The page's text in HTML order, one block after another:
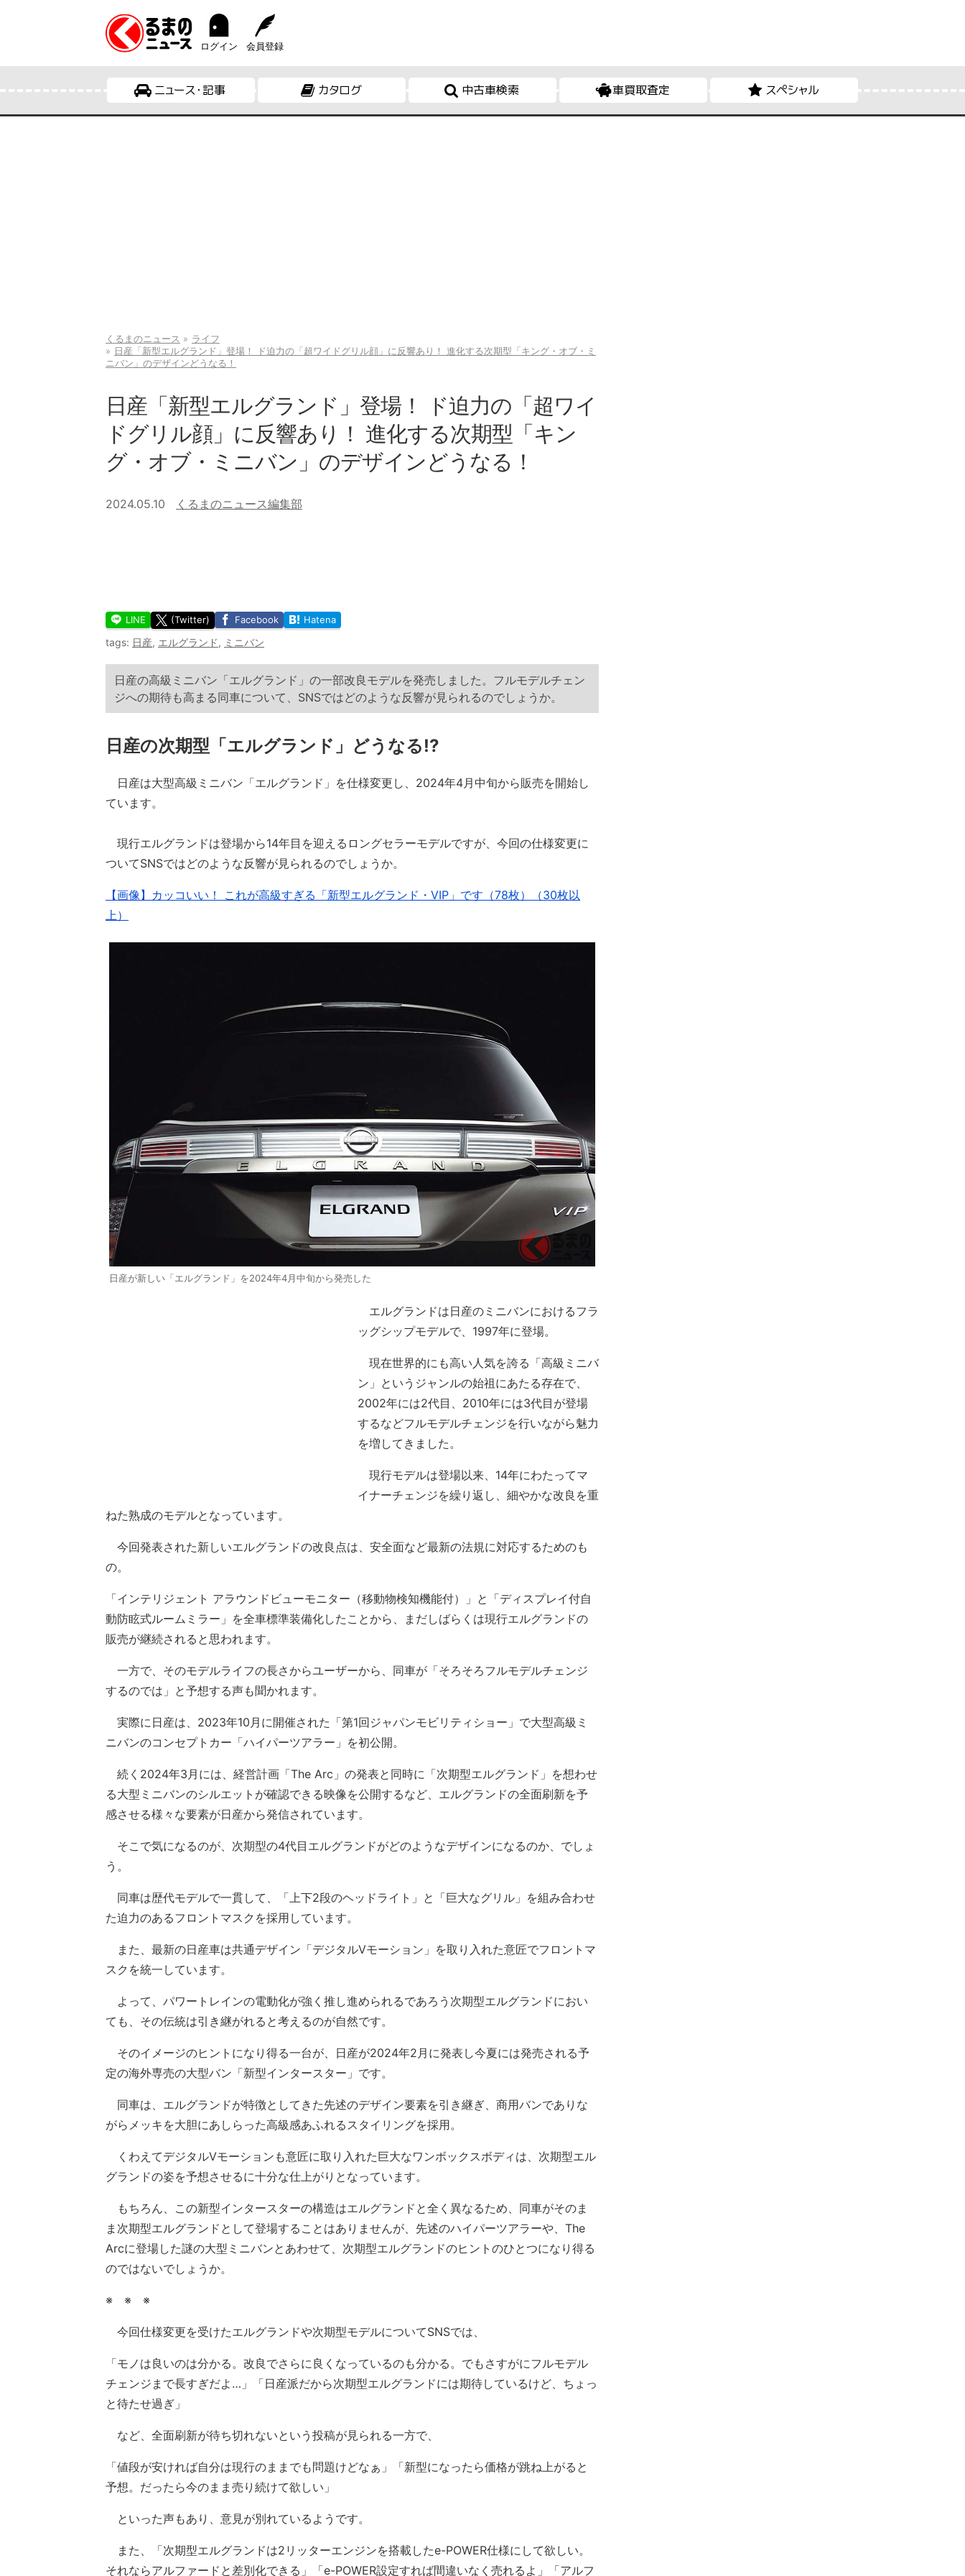
ログイン 会員登録
ニュース・記事 カタログ 中古車検索 車買取査定 スペシャル
くるまのニュース
ライフ
日産「新型エルグランド」登場！ ド迫力の「超ワイドグリル顔」に反響あり！ 進化する次期型「キング・オブ・ミ
ニバン」のデザインどうなる！
日産「新型エルグランド」登場！ ド迫力の「超ワイ
ドグリル顔」に反響あり！ 進化する次期型「キン
グ・オブ・ミニバン」のデザインどうなる！
2024.05.10 くるまのニュース編集部
LINE (Twitter) Facebook Hatena
tags: 日産, エルグランド, ミニバン
日産の高級ミニバン「エルグランド」の一部改良モデルを発売しました。フルモデルチェン
ジへの期待も高まる同車について、SNSではどのような反響が見られるのでしょうか。
日産の次期型「エルグランド」どうなる!?
日産は大型高級ミニバン「エルグランド」を仕様変更し、2024年4月中旬から販売を開始し
ています。
現行エルグランドは登場から14年目を迎えるロングセラーモデルですが、今回の仕様変更に
ついてSNSではどのような反響が見られるのでしょうか。
【画像】カッコいい！ これが高級すぎる「新型エルグランド・VIP」です（78枚）（30枚以
上）
日産が新しい「エルグランド」を2024年4月中旬から発売した
エルグランドは日産のミニバンにおけるフラ
ッグシップモデルで、1997年に登場。
現在世界的にも高い人気を誇る「高級ミニバ
ン」というジャンルの始祖にあたる存在で、
2002年には2代目、2010年には3代目が登場
するなどフルモデルチェンジを行いながら魅力
を増してきました。
現行モデルは登場以来、14年にわたってマ
イナーチェンジを繰り返し、細やかな改良を重
ねた熟成のモデルとなっています。
今回発表された新しいエルグランドの改良点は、安全面など最新の法規に対応するためのも
の。
「インテリジェント アラウンドビューモニター（移動物検知機能付）」と「ディスプレイ付自
動防眩式ルームミラー」を全車標準装備化したことから、まだしばらくは現行エルグランドの
販売が継続されると思われます。
一方で、そのモデルライフの長さからユーザーから、同車が「そろそろフルモデルチェンジ
するのでは」と予想する声も聞かれます。
実際に日産は、2023年10月に開催された「第1回ジャパンモビリティショー」で大型高級ミ
ニバンのコンセプトカー「ハイパーツアラー」を初公開。
続く2024年3月には、経営計画「The Arc」の発表と同時に「次期型エルグランド」を想わせ
る大型ミニバンのシルエットが確認できる映像を公開するなど、エルグランドの全面刷新を予
感させる様々な要素が日産から発信されています。
そこで気になるのが、次期型の4代目エルグランドがどのようなデザインになるのか、でしょ
う。
同車は歴代モデルで一貫して、「上下2段のヘッドライト」と「巨大なグリル」を組み合わせ
た迫力のあるフロントマスクを採用しています。
また、最新の日産車は共通デザイン「デジタルVモーション」を取り入れた意匠でフロントマ
スクを統一しています。
よって、パワートレインの電動化が強く推し進められるであろう次期型エルグランドにおい
ても、その伝統は引き継がれると考えるのが自然です。
そのイメージのヒントになり得る一台が、日産が2024年2月に発表し今夏には発売される予
定の海外専売の大型バン「新型インタースター」です。
同車は、エルグランドが特徴としてきた先述のデザイン要素を引き継ぎ、商用バンでありな
がらメッキを大胆にあしらった高級感あふれるスタイリングを採用。
くわえてデジタルVモーションも意匠に取り入れた巨大なワンボックスボディは、次期型エル
グランドの姿を予想させるに十分な仕上がりとなっています。
もちろん、この新型インタースターの構造はエルグランドと全く異なるため、同車がそのま
ま次期型エルグランドとして登場することはありませんが、先述のハイパーツアラーや、The
Arcに登場した謎の大型ミニバンとあわせて、次期型エルグランドのヒントのひとつになり得る
のではないでしょうか。
※ ※ ※
今回仕様変更を受けたエルグランドや次期型モデルについてSNSでは、
「モノは良いのは分かる。改良でさらに良くなっているのも分かる。でもさすがにフルモデル
チェンジまで長すぎだよ…」「日産派だから次期型エルグランドには期待しているけど、ちょっ
と待たせ過ぎ」
など、全面刷新が待ち切れないという投稿が見られる一方で、
「値段が安ければ自分は現行のままでも問題けどなぁ」「新型になったら価格が跳ね上がると
予想。だったら今のまま売り続けて欲しい」
といった声もあり、意見が別れているようです。
また、「次期型エルグランドは2リッターエンジンを搭載したe-POWER仕様にして欲しい。
それならアルファードと差別化できる」「e-POWER設定すれば間違いなく売れるよ」「アルフ